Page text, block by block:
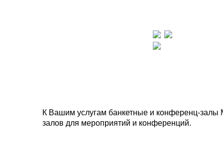
К Вашим услугам банкетные и конференц-залы
залов для мероприятий и конференций.